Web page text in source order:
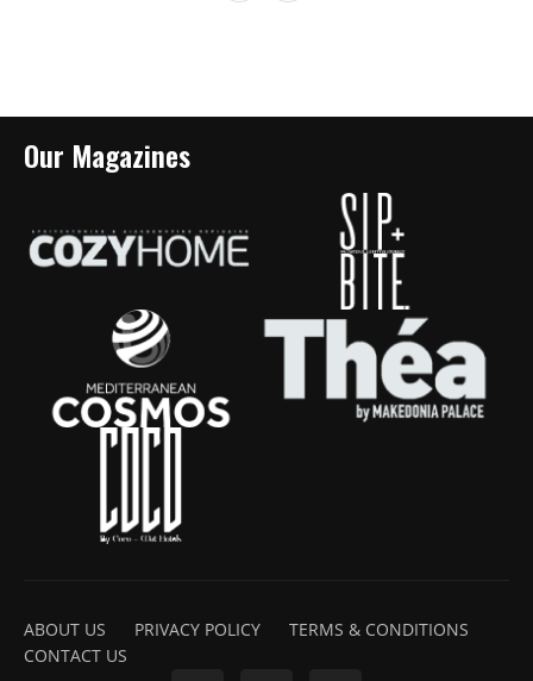
Our Magazines
ABOUT US PRIVACY POLICY
TERMS & CONDITIONS
CONTACT US